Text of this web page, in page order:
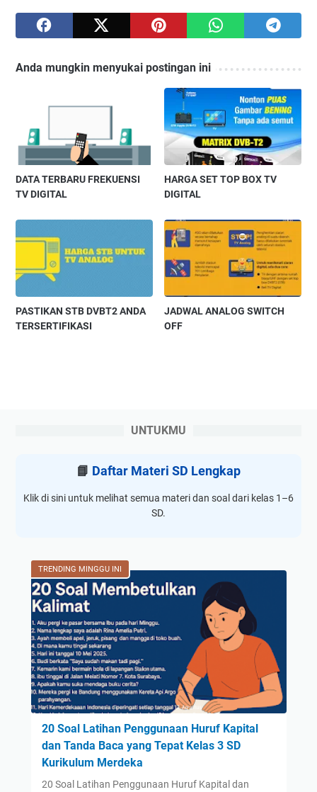
Anda mungkin menyukai postingan ini
DATA TERBARU FREKUENSI
TV DIGITAL
HARGA SET TOP BOX TV
DIGITAL
PASTIKAN STB DVBT2 ANDA
TERSERTIFIKASI
JADWAL ANALOG SWITCH
OFF
UNTUKMU
📘 Daftar Materi SD Lengkap
Klik di sini untuk melihat semua materi dan soal dari kelas 1–6
SD.
TRENDING MINGGU INI
20 Soal Latihan Penggunaan Huruf Kapital
dan Tanda Baca yang Tepat Kelas 3 SD
Kurikulum Merdeka
20 Soal Latihan Penggunaan Huruf Kapital dan